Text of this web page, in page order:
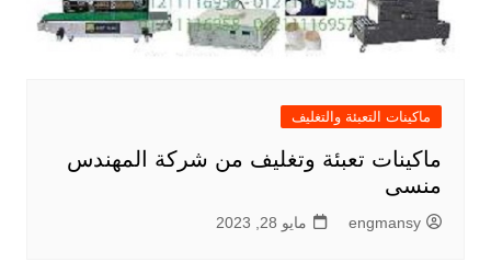
ماكينات التعبئة والتغليف
ماكينات تعبئة وتغليف من شركة المهندس
منسى
engmansy مايو 28, 2023